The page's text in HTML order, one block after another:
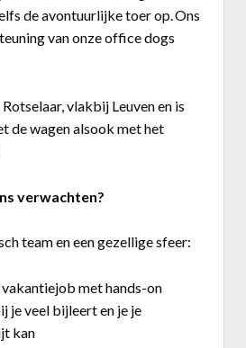
de avontuurlijke toer op.Ons
van onze office dogs
vlakbij Leuven en is
de wagen alsook met het
verwachten?
team en een gezellige sfeer:
met hands-on
je veel bijleert en je je
kan